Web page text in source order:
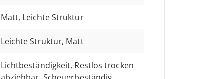
Matt, Leichte Struktur
Leichte Struktur, Matt
Lichtbeständigkeit, Restlos trocken